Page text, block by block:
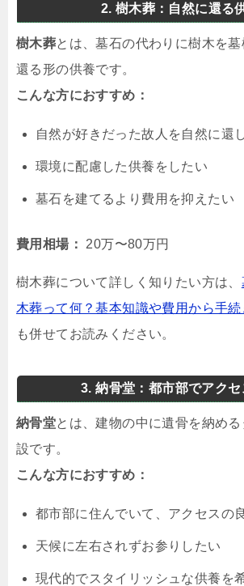
2. 樹木葬：自然に還る
樹木葬とは、墓石の代わりに樹木を
還る形の供養です。
こんな方におすすめ：
自然が好きだった故人を自然に還
環境に配慮した供養をしたい
墓石を建てるより費用を抑えたい
費用相場： 20万〜80万円
樹木葬について詳しく知りたい方は、
木葬って何？基本知識や費用から手
も併せてお読みください。
3. 納骨堂：都市部でアク
納骨堂とは、建物の中に遺骨を納め
設です。
こんな方におすすめ：
都市部に住んでいて、アクセスの
天候に左右されずお参りしたい
現代的でスタイリッシュな供養を